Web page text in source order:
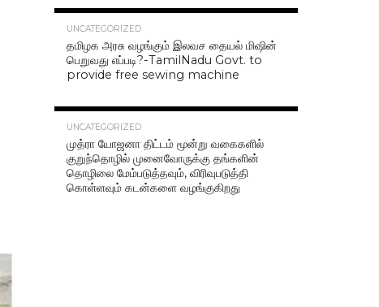
UNCATEGORIZED
தமிழக அரசு வழங்கும் இலவச தையல் மிஷின்
பெறுவது எப்படி?-TamilNadu Govt. to
provide free sewing machine
UNCATEGORIZED
முத்ரா யோஜனா திட்டம் மூன்று வகைகளில்
குறுந்தொழில் முனைவோருக்கு தங்களின்
தொழிலை மேம்படுத்தவும், விரிவுபடுத்தி
கொள்ளவும் கடன்களை வழங்குகிறது